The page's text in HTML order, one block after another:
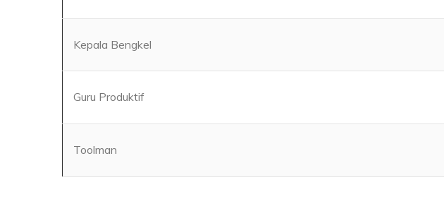
Kepala Bengkel
Guru Produktif
Toolman